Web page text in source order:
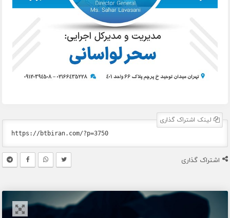
لینک اشتراک گذاری
اشتراک گذاری